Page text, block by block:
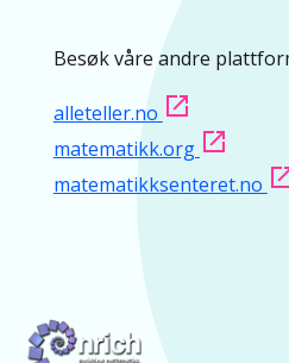
Besøk våre andre
alleteller.no
matematikk.org
matematikksenteret.no